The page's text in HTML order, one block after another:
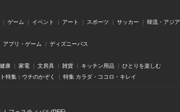
ゲーム イベント アート スポーツ サッカー 韓流・アジア
アプリ・ゲーム ディズニーパス
康 家電 文房具 雑貨 キッチン用品 ひとりを楽しむ
特集：ウチのかぞく 特集 カラダ・ココロ・キレイ